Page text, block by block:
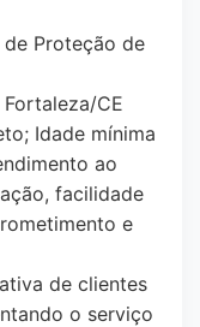
de Proteção de
CE
Idade mínima
ao
facilidade
e
de clientes
o serviço